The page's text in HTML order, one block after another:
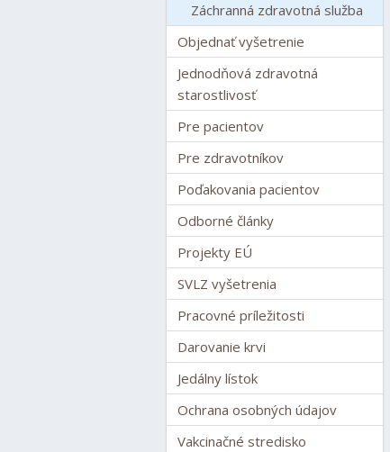
Záchranná zdravotná služba
Objednať vyšetrenie
Jednodňová zdravotná
starostlivosť
Pre pacientov
Pre zdravotníkov
Poďakovania pacientov
Odborné články
Projekty EÚ
SVLZ vyšetrenia
Pracovné príležitosti
Darovanie krvi
Jedálny lístok
Ochrana osobných údajov
Vakcinačné stredisko